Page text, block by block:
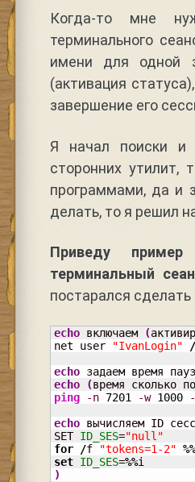
Когда-то мне
терминального
имени для одной
(активация
завершение его
Я начал поиски и
сторонних утилит,
программами, да и
делать, то я решил
Приведу
терминальный
постарался
echo включаем (
net user
"IvanLogin" /
echo
echo
(время сколько
ping
-n 7201 -w 1000
echo вычисляем ID
SET ID_SES="null"
for
/f "tokens=1-2" %%
set ID_SES=%%
)